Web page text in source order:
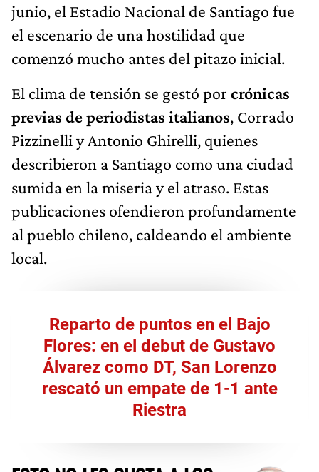
junio, el Estadio Nacional de Santiago fue
el escenario de una hostilidad que
comenzó mucho antes del pitazo inicial.
El clima de tensión se gestó por crónicas
previas de periodistas italianos, Corrado
Pizzinelli y Antonio Ghirelli, quienes
describieron a Santiago como una ciudad
sumida en la miseria y el atraso. Estas
publicaciones ofendieron profundamente
al pueblo chileno, caldeando el ambiente
local.
Reparto de puntos en el Bajo
Flores: en el debut de Gustavo
Álvarez como DT, San Lorenzo
rescató un empate de 1-1 ante
Riestra